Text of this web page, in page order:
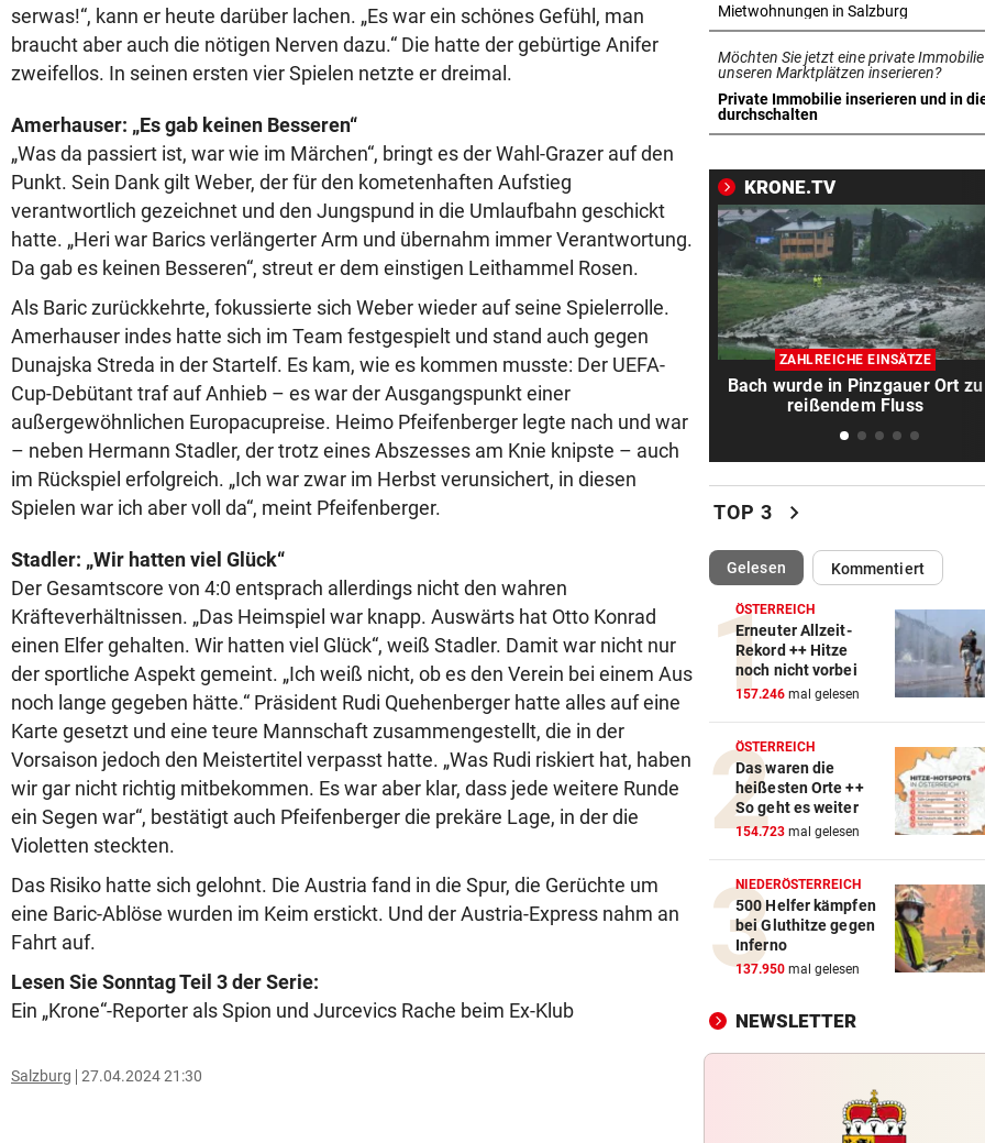
serwas!“, kann er heute darüber lachen. „Es war ein schönes Gefühl, man
braucht aber auch die nötigen Nerven dazu.“ Die hatte der gebürtige Anifer
zweifellos. In seinen ersten vier Spielen netzte er dreimal.
Amerhauser: „Es gab keinen Besseren“
„Was da passiert ist, war wie im Märchen“, bringt es der Wahl-Grazer auf den
Punkt. Sein Dank gilt Weber, der für den kometenhaften Aufstieg
verantwortlich gezeichnet und den Jungspund in die Umlaufbahn geschickt
hatte. „Heri war Barics verlängerter Arm und übernahm immer Verantwortung.
Da gab es keinen Besseren“, streut er dem einstigen Leithammel Rosen.
Als Baric zurückkehrte, fokussierte sich Weber wieder auf seine Spielerrolle.
Amerhauser indes hatte sich im Team festgespielt und stand auch gegen
Dunajska Streda in der Startelf. Es kam, wie es kommen musste: Der UEFA-
Cup-Debütant traf auf Anhieb – es war der Ausgangspunkt einer
außergewöhnlichen Europacupreise. Heimo Pfeifenberger legte nach und war
– neben Hermann Stadler, der trotz eines Abszesses am Knie knipste – auch
im Rückspiel erfolgreich. „Ich war zwar im Herbst verunsichert, in diesen
Spielen war ich aber voll da“, meint Pfeifenberger.
Stadler: „Wir hatten viel Glück“
Der Gesamtscore von 4:0 entsprach allerdings nicht den wahren
Kräfteverhältnissen. „Das Heimspiel war knapp. Auswärts hat Otto Konrad
einen Elfer gehalten. Wir hatten viel Glück“, weiß Stadler. Damit war nicht nur
der sportliche Aspekt gemeint. „Ich weiß nicht, ob es den Verein bei einem Aus
noch lange gegeben hätte.“ Präsident Rudi Quehenberger hatte alles auf eine
Karte gesetzt und eine teure Mannschaft zusammengestellt, die in der
Vorsaison jedoch den Meistertitel verpasst hatte. „Was Rudi riskiert hat, haben
wir gar nicht richtig mitbekommen. Es war aber klar, dass jede weitere Runde
ein Segen war“, bestätigt auch Pfeifenberger die prekäre Lage, in der die
Violetten steckten.
Das Risiko hatte sich gelohnt. Die Austria fand in die Spur, die Gerüchte um
eine Baric-Ablöse wurden im Keim erstickt. Und der Austria-Express nahm an
Fahrt auf.
Lesen Sie Sonntag Teil 3 der Serie:
Ein „Krone“-Reporter als Spion und Jurcevics Rache beim Ex-Klub
Salzburg 27.04.2024 21:30
PANZER ANGEKNABBERT
Spaziergänger rettete
vor eigenem Hund
OPERN-SCHNELLCHECK
„Così fan tutte“
„KRONE“-INTERVIEW vor 7
„Werden beweisen, dass
gute Truppe haben“
TAUERNAUTOBAHN vor
172 km/h im 100er: Nächstes
Raser-Auto einkassiert
Tollpatschiger Räuber muss
sieben Jahre absitzen
NACH SEUCHENJAHREN vor
Anif will in Salzburger Liga
voll angreifen
Neue Chance für eine der
beliebtesten Mozart-Opern
NÄCHTLICHE RETTUNG vor
Bergsteiger (38) verirrte
Hochkönig
BLITZEINSCHLÄGE vor
Waldbrände forderten
SOMALIER VERURTEILT
Überfall mit Pistolen auf
Überfuhrsteg: Haft!
WIEDERAUFNAHME
Mietwohnungen in Salzburg
Möchten Sie jetzt eine private
unseren Marktplätzen inserieren?
Private Immobilie inserieren und in
durchschalten
in neuem Tab öffnen
KRONE.TV
ZAHLREICHE EINSÄTZE
Bach wurde in Pinzgauer Ort zu
reißendem Fluss
TOP 3 chevron_right
Gelesen(ausgewählt)Kommentiert
ÖSTERREICH
Erneuter Allzeit-
Rekord ++ Hitze
noch nicht vorbei
157.246 mal gelesen
ÖSTERREICH
Das waren die
heißesten Orte ++
So geht es weiter
154.723 mal gelesen
NIEDERÖSTERREICH
500 Helfer kämpfen
bei Gluthitze gegen
Inferno
137.950 mal gelesen
NEWSLETTER